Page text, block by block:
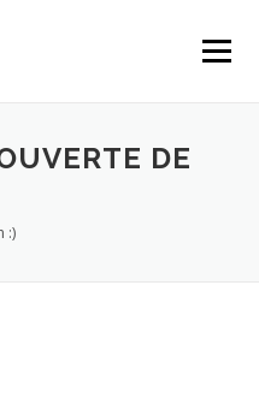
Menu
DE
:)